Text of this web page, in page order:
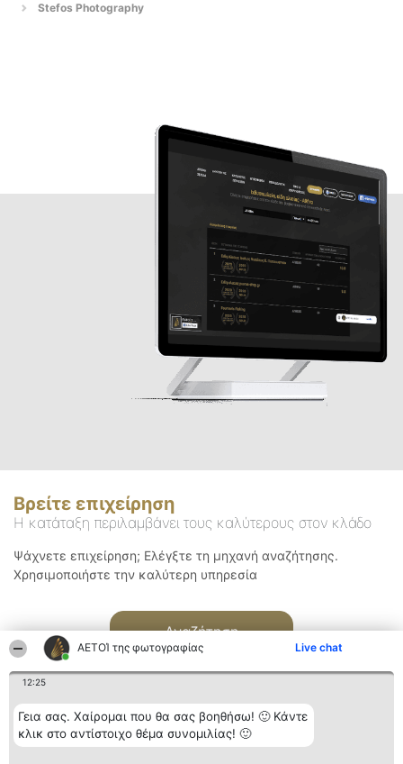
ΑΕΤΟΊ της φωτογραφίας Live chat
12:25
Γεια σας. Χαίρομαι που θα σας βοηθήσω! 🙂 Κάντε
κλικ στο αντίστοιχο θέμα συνομιλίας! 🙂
Stefos Photography
Βρείτε επιχείρηση
Η κατάταξη περιλαμβάνει τους καλύτερους στον κλάδο
Ψάχνετε επιχείρηση; Ελέγξτε τη μηχανή αναζήτησης.
Χρησιμοποιήστε την καλύτερη υπηρεσία
Αναζήτηση